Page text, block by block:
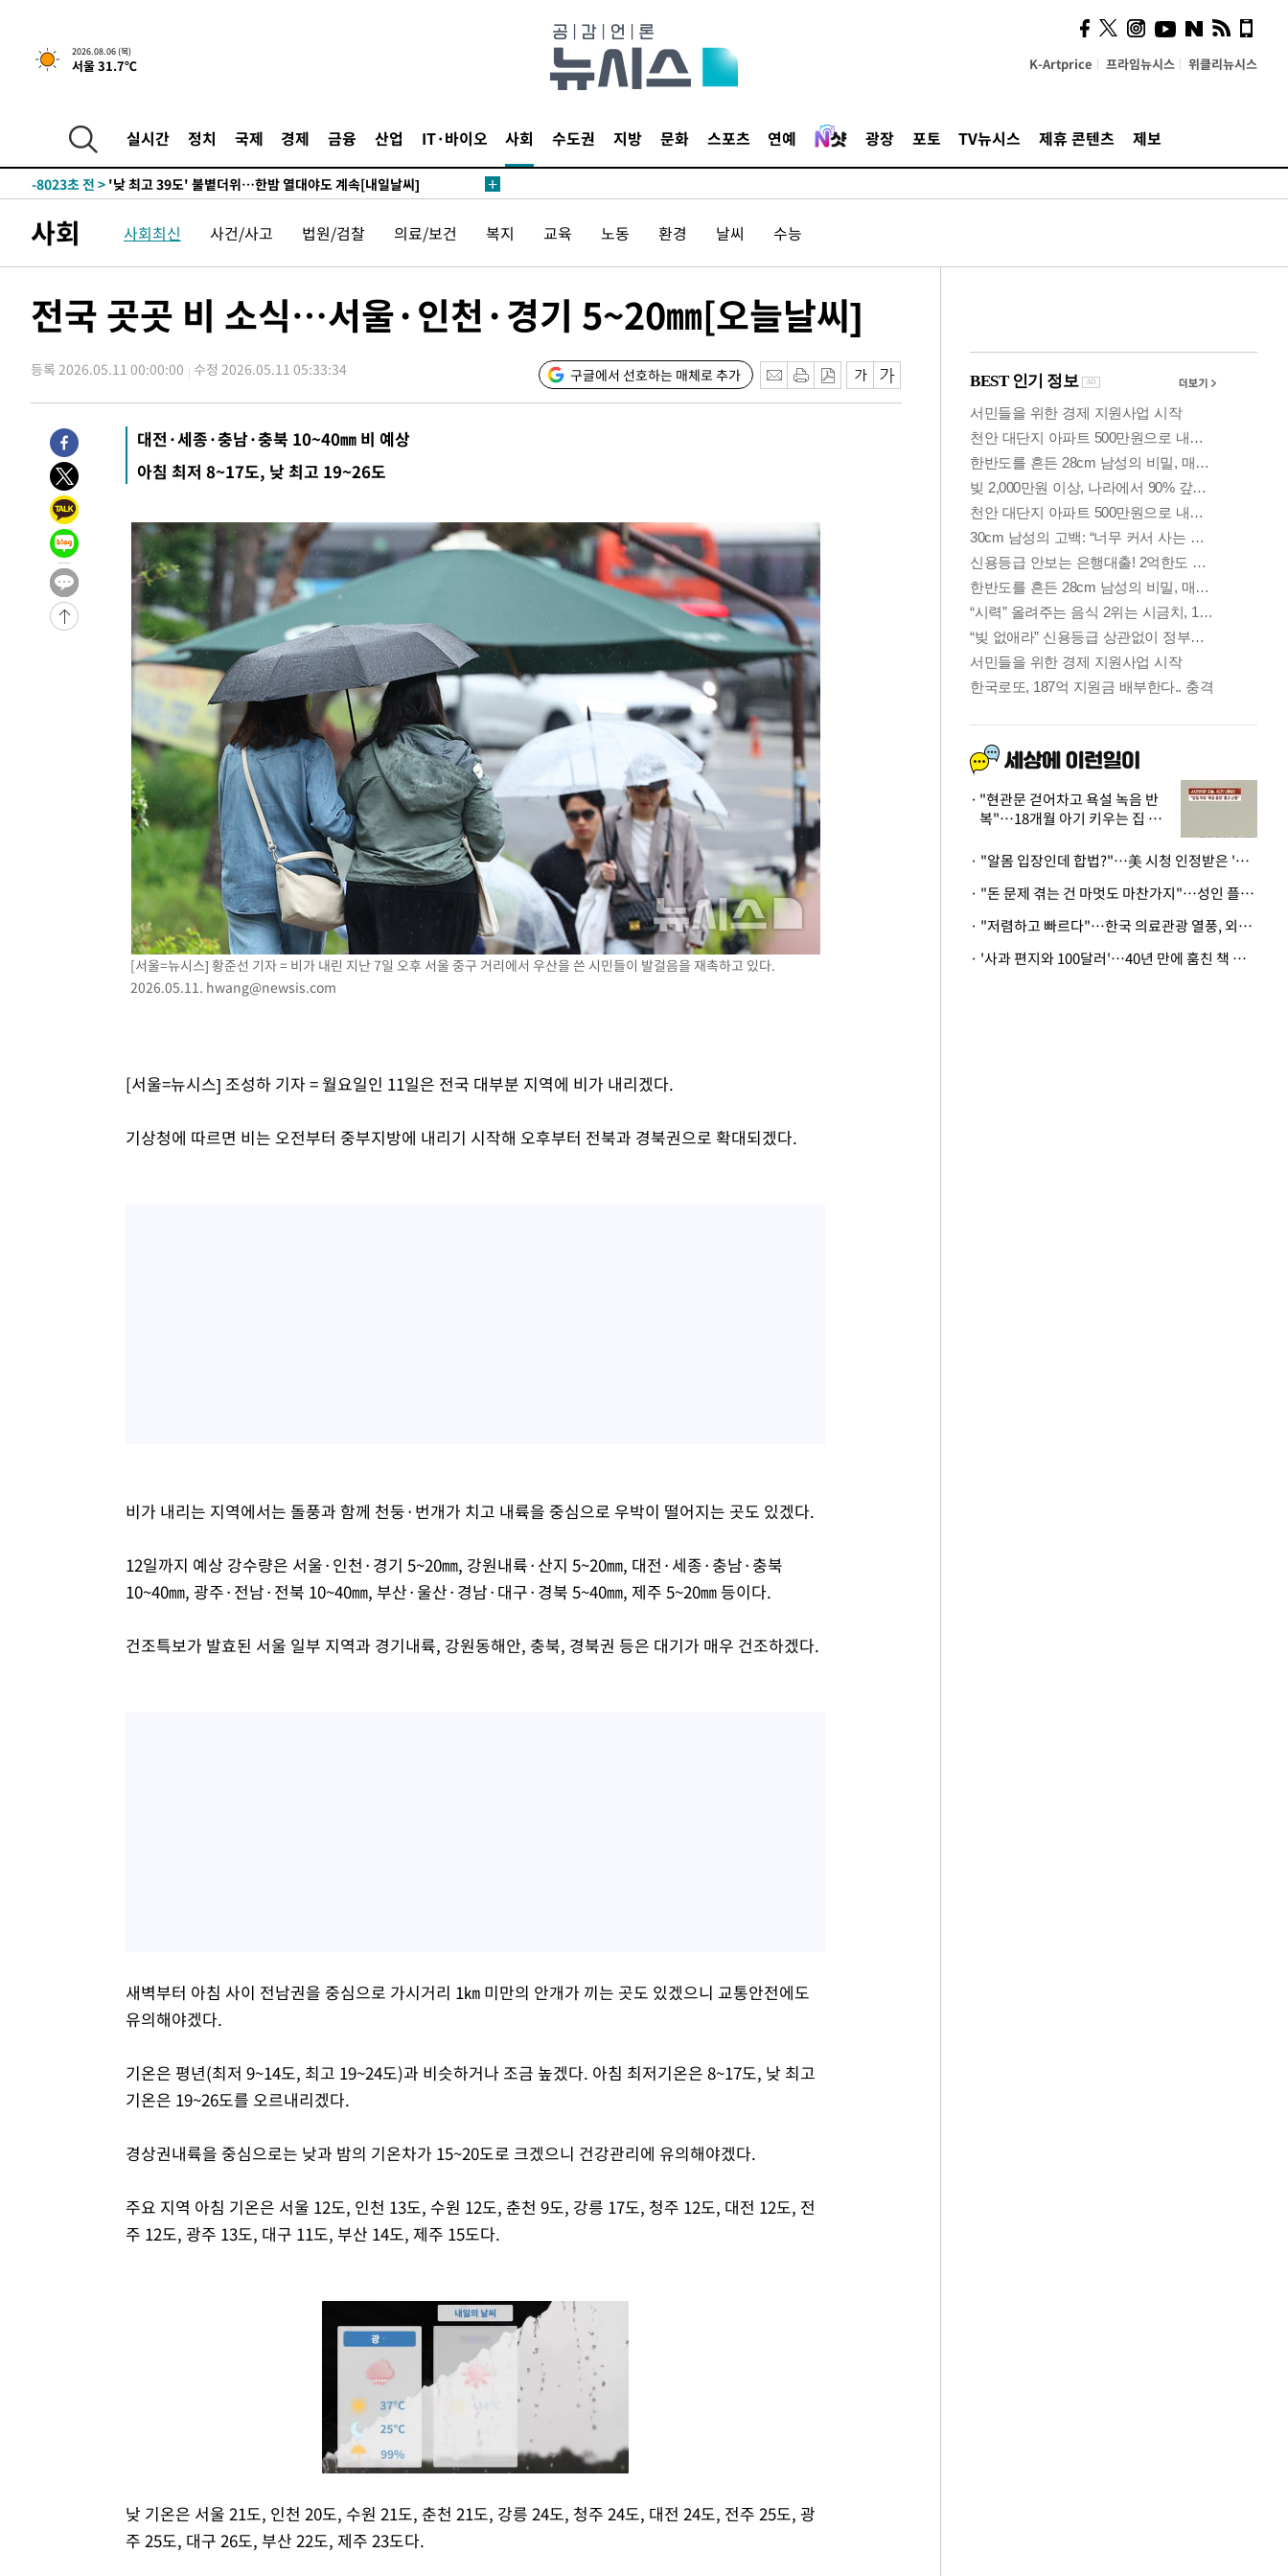
2026.08.06 (목)
서울 31.7℃ K-Artprice 프라임뉴시스 위클리뉴시스
실시간 정치 국제 경제 금융 산업 IT·바이오 사회 수도권 지방 문화 스포츠 연예 광장 포토 TV뉴시스 제휴 콘텐츠 제보
-25447초 전 >경찰, '홍명보는 2순위' 결론냈던 스포츠윤리센터도 압수수색
-11043초 전 >[속보]합참 "北 발사체는 단거리탄도미사일…감시·경계태세 강
-9221초 전 >
[속보] SKT, 에이닷 서비스 장애 발생…"원인 파악 중"
-8627초 전 >
-8023초 전 > '낮 최고 39도' 불볕더위…한밤 열대야도 계속[내일날씨]
-7644초 전 >
"韓 외환시장 개입 관측 배경엔 美의 대한국 무역적자 있어"
-7471초 전 >'월드컵 탈락 후폭풍' 축구협회…초유의 압수수색에 '충격·당황'
-6873초 전 > [속보]종합특검, 대검 추가 압수수색…내란 중요임무종사 혐의
-2898초 전 >[속보]코스피, 301.88포인트(4.58%) 내린 6296.38 마감
-2763초 전 >[속보]원·달러 환율, 0.7원 내린 1423.8원 마감
-362초 전 >
"여기 떨어졌다"…다누리, 스페이스X 로켓 달 충돌 흔적 포착
43분 전 >
손흥민, 5경기 연속골 실패…LAFC는 승부차기 끝 과달라하라 격파
2시간 전 >
내일까지 39도 '펄펄'…기상청 "태풍 지나며 폭염 잠시 꺾인다"
-28553초 전 >
-27989초 전 >
[속보] 뉴욕증시, 혼조 출발…나스닥 0.3%↓, 다우 0.14%↑
-26782초 전 >
축구협회, 15년 전 심판 성 접대 파문에 "현재는 내부 지침 준수"
-25467초 전 >
경찰, '홍명보는 2순위' 결론냈던 스포츠윤리센터도 압수수색
-11063초 전 >
[속보]합참 "北 발사체는 단거리탄도미사일…감시·경계태세 강
日방위성, 北이 동해로 쏜 발사체는 탄도미사일 가능성
[속보] SKT, 에이닷 서비스 장애 발생…"원인 파악 중"
[속보]합참 "북, 동해상으로 미상 발사체 발사"
'낮 최고 39도' 불볕더위…한밤 열대야도 계속[내일날씨]
[속보]7~9일 프로야구 3연전도 폭염 취소…11일 재개
"韓 외환시장 개입 관측 배경엔 美의 대한국 무역적자 있어"
'월드컵 탈락 후폭풍' 축구협회…초유의 압수수색에 '충격·당황'
서울 낮 37.9도, 올여름 최고치 경신…영등포 순간 '40도'
[속보]종합특검, 대검 추가 압수수색…내란 중요임무종사 혐의
[속보]코스닥, 800p 회복…0.26% 오른 801.67 마감
[속보]코스피, 301.88포인트(4.58%) 내린 6296.38 마감
[속보]원·달러 환율, 0.7원 내린 1423.8원 마감
"여기 떨어졌다"…다누리, 스페이스X 로켓 달 충돌 흔적 포착
손흥민, 5경기 연속골 실패…LAFC는 승부차기 끝 과달라하라 격파
사회 사회최신 사건/사고 법원/검찰 의료/보건 복지 교육 노동 환경 날씨 수능
전국 곳곳 비 소식…서울·인천·경기 5~20㎜[오늘날씨]
등록 2026.05.11 00:00:00 수정 2026.05.11 05:33:34 구글에서 선호하는 매체로 추가
대전·세종·충남·충북 10~40㎜ 비 예상
아침 최저 8~17도, 낮 최고 19~26도
[서울=뉴시스] 황준선 기자 = 비가 내린 지난 7일 오후 서울 중구 거리에서 우산을 쓴 시민들이 발걸음을 재촉하고 있다.
2026.05.11. hwang@newsis.com
[서울=뉴시스] 조성하 기자 = 월요일인 11일은 전국 대부분 지역에 비가 내리겠다.
기상청에 따르면 비는 오전부터 중부지방에 내리기 시작해 오후부터 전북과 경북권으로 확대되겠다.
비가 내리는 지역에서는 돌풍과 함께 천둥·번개가 치고 내륙을 중심으로 우박이 떨어지는 곳도 있겠다.
12일까지 예상 강수량은 서울·인천·경기 5~20㎜, 강원내륙·산지 5~20㎜, 대전·세종·충남·충북
10~40㎜, 광주·전남·전북 10~40㎜, 부산·울산·경남·대구·경북 5~40㎜, 제주 5~20㎜ 등이다.
건조특보가 발효된 서울 일부 지역과 경기내륙, 강원동해안, 충북, 경북권 등은 대기가 매우 건조하겠다.
새벽부터 아침 사이 전남권을 중심으로 가시거리 1㎞ 미만의 안개가 끼는 곳도 있겠으니 교통안전에도
유의해야겠다.
기온은 평년(최저 9~14도, 최고 19~24도)과 비슷하거나 조금 높겠다. 아침 최저기온은 8~17도, 낮 최고
기온은 19~26도를 오르내리겠다.
경상권내륙을 중심으로는 낮과 밤의 기온차가 15~20도로 크겠으니 건강관리에 유의해야겠다.
주요 지역 아침 기온은 서울 12도, 인천 13도, 수원 12도, 춘천 9도, 강릉 17도, 청주 12도, 대전 12도, 전
주 12도, 광주 13도, 대구 11도, 부산 14도, 제주 15도다.
낮 기온은 서울 21도, 인천 20도, 수원 21도, 춘천 21도, 강릉 24도, 청주 24도, 대전 24도, 전주 25도, 광
주 25도, 대구 26도, 부산 22도, 제주 23도다.
의견, 국토부·LH에 충실히
전달할 것"
"현관문 걷어차고 욕설 녹음 반
복"…18개월 아기 키우는 집 뒤
· "알몸 입장인데 합법?"…美 시청 인정받은 '누드' 레스토랑 화제
· "돈 문제 겪는 건 마멋도 마찬가지"…성인 플랫폼에 등장한 뜻밖의 스타
· "저렴하고 빠르다"…한국 의료관광 열풍, 외신도 주목
· '사과 편지와 100달러'…40년 만에 훔친 책 돌려준 美 절도범